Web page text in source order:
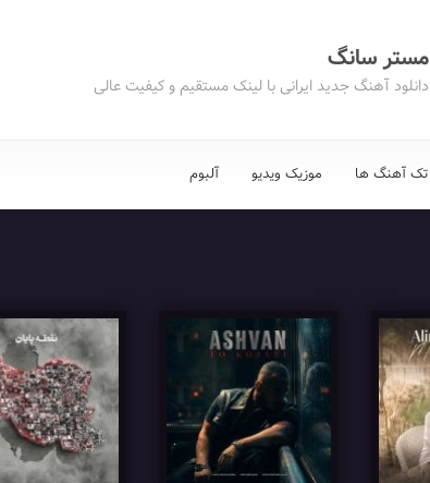
مستر سانگ
دانلود آهنگ جدید ایرانی با لینک مستقیم و کیفیت عالی
تک آهنگ ها موزیک ویدیو آلبوم